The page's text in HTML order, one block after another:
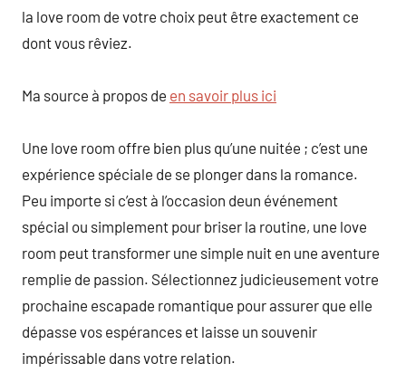
la love room de votre choix peut être exactement ce
dont vous rêviez.
Ma source à propos de en savoir plus ici
Une love room offre bien plus qu’une nuitée ; c’est une
expérience spéciale de se plonger dans la romance.
Peu importe si c’est à l’occasion deun événement
spécial ou simplement pour briser la routine, une love
room peut transformer une simple nuit en une aventure
remplie de passion. Sélectionnez judicieusement votre
prochaine escapade romantique pour assurer que elle
dépasse vos espérances et laisse un souvenir
impérissable dans votre relation.